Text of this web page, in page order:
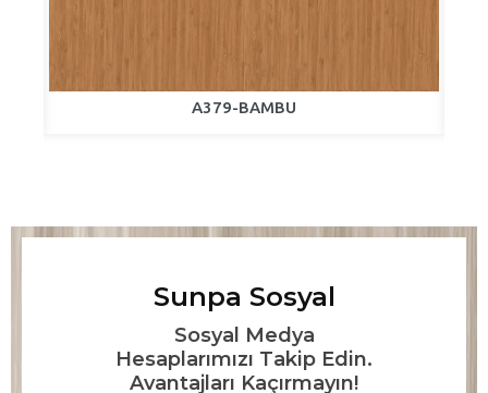
A379-BAMBU
Sunpa Sosyal
Sosyal Medya
Hesaplarımızı Takip Edin.
Avantajları Kaçırmayın!